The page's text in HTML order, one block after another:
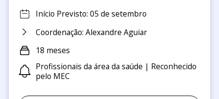
Início Previsto: 05 de setembro
Coordenação: Alexandre Aguiar
18 meses
Profissionais da área da saúde | Reconhecido
pelo MEC